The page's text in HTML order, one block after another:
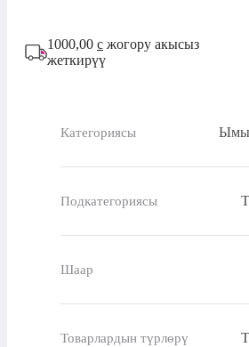
1000,00 с жогору акысыз
жеткирүү
Категориясы
Подкатегориясы
Шаар
Товарлардын түрлөрү